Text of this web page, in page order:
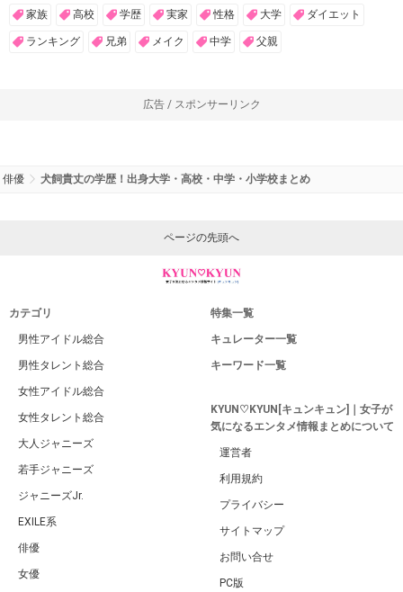
家族 高校 学歴 実家 性格 大学 ダイエット
ランキング 兄弟 メイク 中学 父親
広告 / スポンサーリンク
俳優 犬飼貴丈の学歴！出身大学・高校・中学・小学校まとめ
ページの先頭へ
カテゴリ
男性アイドル総合
男性タレント総合
女性アイドル総合
女性タレント総合
大人ジャニーズ
若手ジャニーズ
ジャニーズJr.
EXILE系
俳優
女優
特集一覧
キュレーター一覧
キーワード一覧
KYUN♡KYUN[キュンキュン]｜女子が
気になるエンタメ情報まとめについて
運営者
利用規約
プライバシー
サイトマップ
お問い合せ
PC版